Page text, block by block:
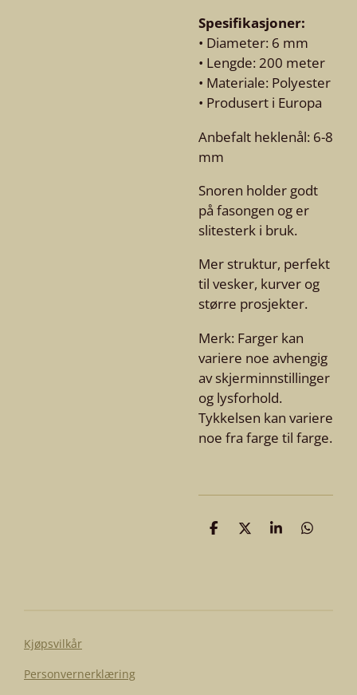
Spesifikasjoner:
• Diameter: 6 mm
• Lengde: 200 meter
• Materiale: Polyester
• Produsert i Europa
Anbefalt heklenål: 6-8
mm
Snoren holder godt
på fasongen og er
slitesterk i bruk.
Mer struktur, perfekt
til vesker, kurver og
større prosjekter.
Merk: Farger kan
variere noe avhengig
av skjerminnstillinger
og lysforhold.
Tykkelsen kan variere
noe fra farge til farge.
D
D
D
D
Kjøpsvilkår
Personvernerklæring